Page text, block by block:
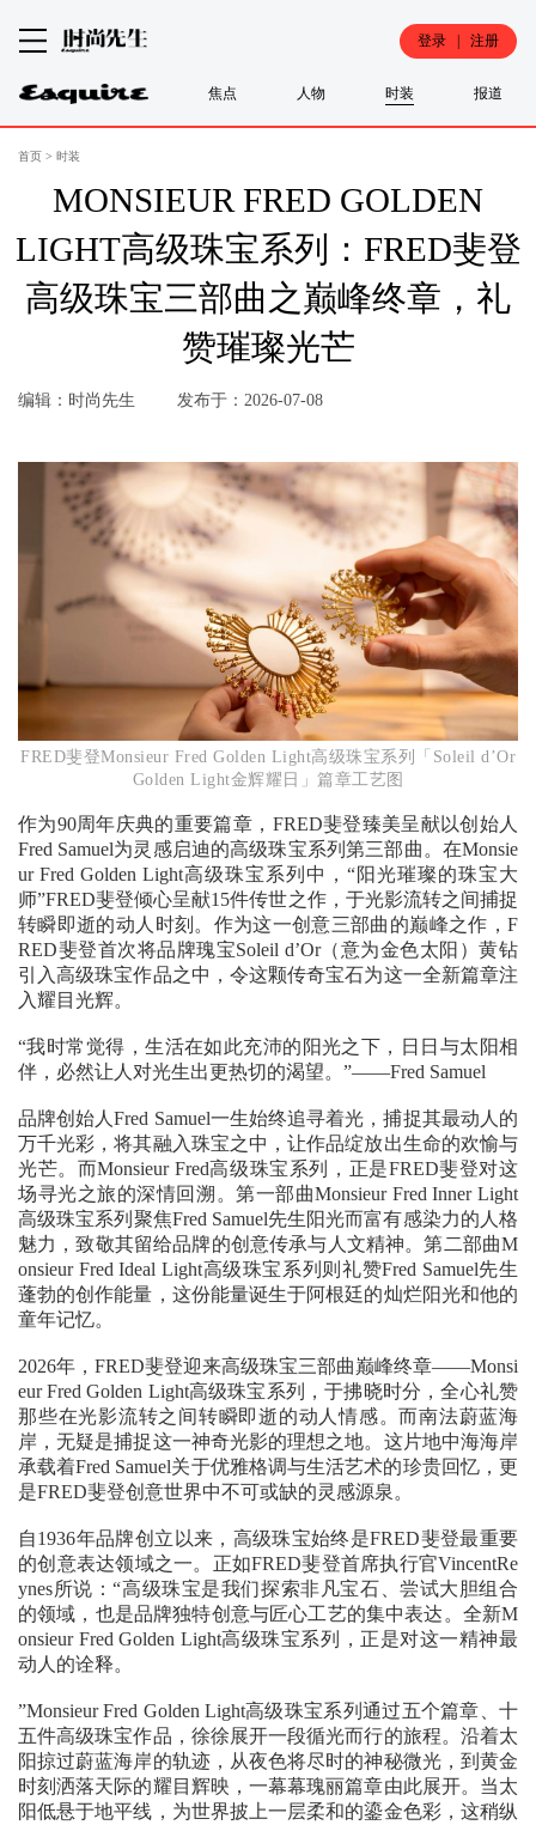
登录 | 注册
焦点 人物 时装 报道
首页 > 时装
MONSIEUR FRED GOLDEN
LIGHT高级珠宝系列：FRED斐登
高级珠宝三部曲之巅峰终章，礼
赞璀璨光芒
编辑：时尚先生 发布于：2026-07-08
FRED斐登Monsieur Fred Golden Light高级珠宝系列「Soleil d’Or
Golden Light金辉耀日」篇章工艺图
作为90周年庆典的重要篇章，FRED斐登臻美呈献以创始人
Fred Samuel为灵感启迪的高级珠宝系列第三部曲。在Monsie
ur Fred Golden Light高级珠宝系列中，“阳光璀璨的珠宝大
师”FRED斐登倾心呈献15件传世之作，于光影流转之间捕捉
转瞬即逝的动人时刻。作为这一创意三部曲的巅峰之作，F
RED斐登首次将品牌瑰宝Soleil d’Or（意为金色太阳）黄钻
引入高级珠宝作品之中，令这颗传奇宝石为这一全新篇章注
入耀目光辉。
“我时常觉得，生活在如此充沛的阳光之下，日日与太阳相
伴，必然让人对光生出更热切的渴望。”——Fred Samuel
品牌创始人Fred Samuel一生始终追寻着光，捕捉其最动人的
万千光彩，将其融入珠宝之中，让作品绽放出生命的欢愉与
光芒。而Monsieur Fred高级珠宝系列，正是FRED斐登对这
场寻光之旅的深情回溯。第一部曲Monsieur Fred Inner Light
高级珠宝系列聚焦Fred Samuel先生阳光而富有感染力的人格
魅力，致敬其留给品牌的创意传承与人文精神。第二部曲M
onsieur Fred Ideal Light高级珠宝系列则礼赞Fred Samuel先生
蓬勃的创作能量，这份能量诞生于阿根廷的灿烂阳光和他的
童年记忆。
2026年，FRED斐登迎来高级珠宝三部曲巅峰终章——Monsi
eur Fred Golden Light高级珠宝系列，于拂晓时分，全心礼赞
那些在光影流转之间转瞬即逝的动人情感。而南法蔚蓝海
岸，无疑是捕捉这一神奇光影的理想之地。这片地中海海岸
承载着Fred Samuel关于优雅格调与生活艺术的珍贵回忆，更
是FRED斐登创意世界中不可或缺的灵感源泉。
自1936年品牌创立以来，高级珠宝始终是FRED斐登最重要
的创意表达领域之一。正如FRED斐登首席执行官VincentRe
ynes所说：“高级珠宝是我们探索非凡宝石、尝试大胆组合
的领域，也是品牌独特创意与匠心工艺的集中表达。全新M
onsieur Fred Golden Light高级珠宝系列，正是对这一精神最
动人的诠释。
”Monsieur Fred Golden Light高级珠宝系列通过五个篇章、十
五件高级珠宝作品，徐徐展开一段循光而行的旅程。沿着太
阳掠过蔚蓝海岸的轨迹，从夜色将尽时的神秘微光，到黄金
时刻洒落天际的耀目辉映，一幕幕瑰丽篇章由此展开。当太
阳低悬于地平线，为世界披上一层柔和的鎏金色彩，这稍纵